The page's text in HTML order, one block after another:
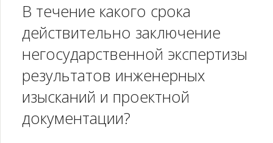
В течение какого срока
действительно заключение
негосударственной экспертизы
результатов инженерных
изысканий и проектной
документации?